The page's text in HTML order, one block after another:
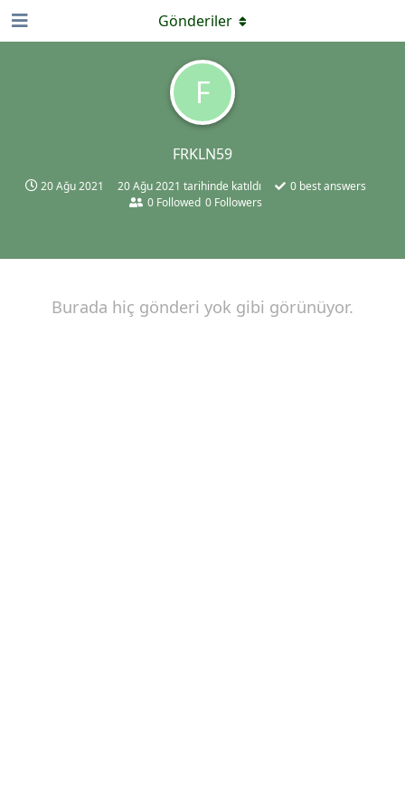
F
FRKLN59
20 Ağu 2021 20 Ağu 2021 tarihinde katıldı 0 best answers
0 Followed 0 Followers
Gönderiler
Burada hiç gönderi yok gibi görünüyor.